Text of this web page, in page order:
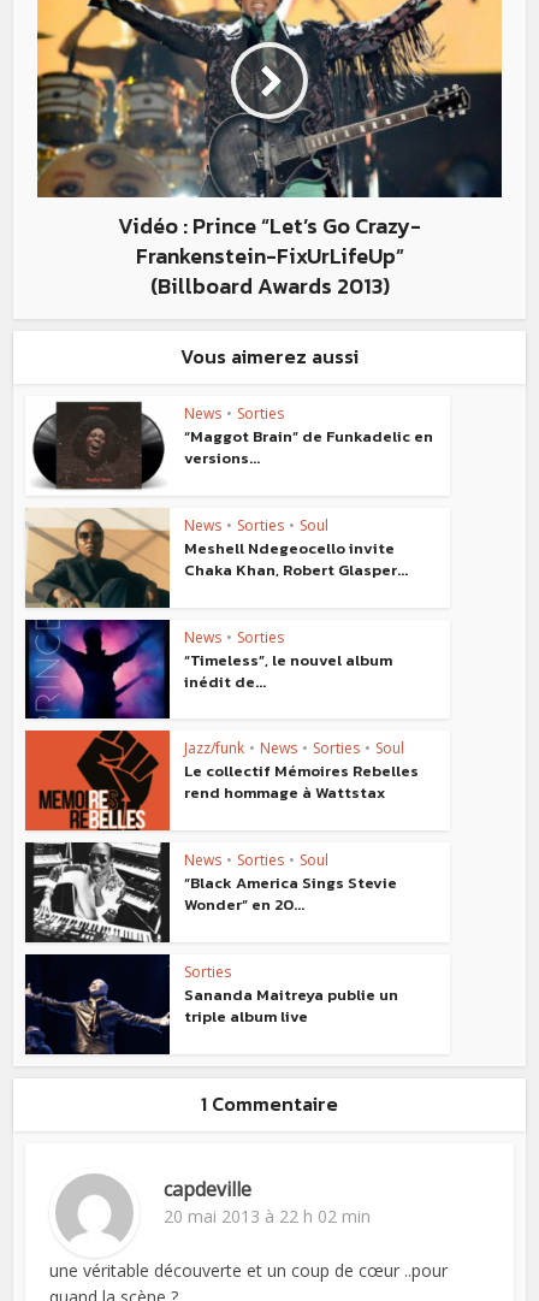
Vidéo : Prince “Let’s Go Crazy-
Frankenstein-FixUrLifeUp”
(Billboard Awards 2013)
Vous aimerez aussi
News • Sorties
“Maggot Brain” de Funkadelic en
versions...
News • Sorties • Soul
Meshell Ndegeocello invite
Chaka Khan, Robert Glasper...
News • Sorties
“Timeless”, le nouvel album
inédit de...
Jazz/funk • News • Sorties • Soul
Le collectif Mémoires Rebelles
rend hommage à Wattstax
News • Sorties • Soul
“Black America Sings Stevie
Wonder” en 20...
Sorties
Sananda Maitreya publie un
triple album live
1 Commentaire
capdeville
20 mai 2013 à 22 h 02 min
une véritable découverte et un coup de cœur ..pour
quand la scène ?